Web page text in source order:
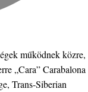
működnek közre,
„Cara” Carabalona
Trans-Siberian